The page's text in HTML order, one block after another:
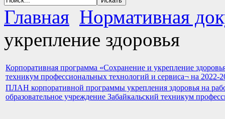
Главная Нормативная
укрепление здоровья
Корпоративная программа «Сохранение и укрепление
техникум профессиональных технологий и сервиса¬ на 2022-
ПЛАН корпоративной программы укрепления здоровья на
образовательное учреждение Забайкальский техникум